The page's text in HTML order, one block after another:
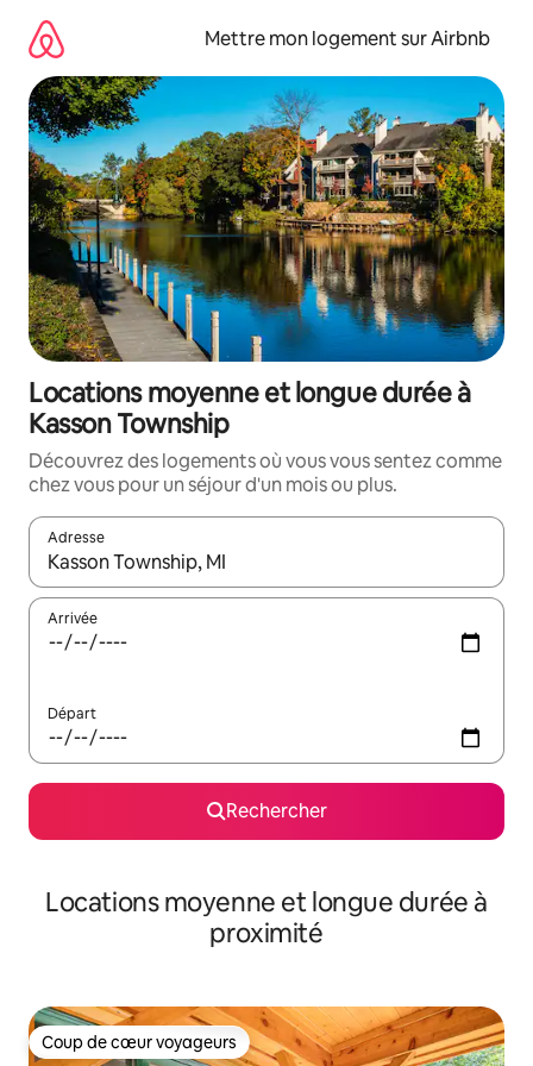
directement
contenu
Mettre mon logement sur Airbnb
Locations moyenne et longue durée à
Kasson Township
Découvrez des logements où vous vous sentez comme
chez vous pour un séjour d'un mois ou plus.
Adresse
Lorsque les résultats s'affichent, utilisez les flèches vers le
Arrivée
Départ
Rechercher
Locations moyenne et longue durée à
proximité
Coup de cœur voyageurs
Coup de cœur voyageurs